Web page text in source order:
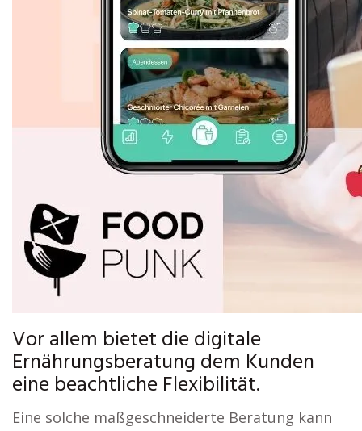
Vor allem bietet die digitale
Ernährungsberatung dem Kunden
eine beachtliche Flexibilität.
Eine solche maßgeschneiderte Beratung kann